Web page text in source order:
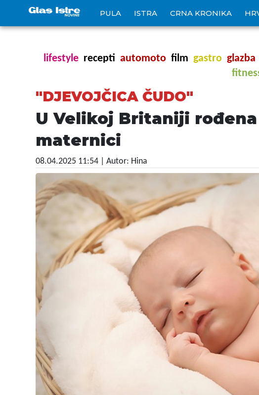
PULA ISTRA CRNA KRONIKA
lifestyle recepti automoto film gastro glazba
"DJEVOJČICA ČUDO"
U Velikoj Britaniji
maternici
08.04.2025 11:54 | Autor: Hina